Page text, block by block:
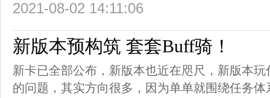
2021-08-02 14:11:06
新版本预构筑 套套Buff骑！
新卡已全部公布，新版本也近在咫尺，新版本
的问题，其实方向很多，因为单单就围绕任务